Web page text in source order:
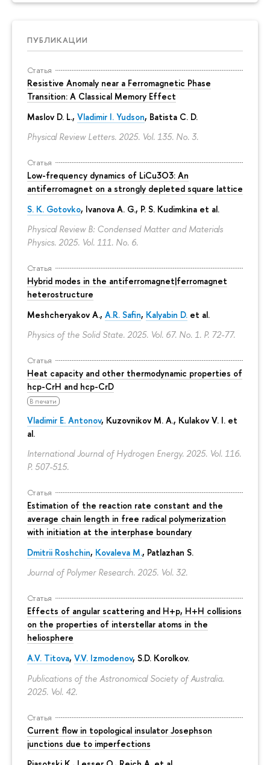
ПУБЛИКАЦИИ
Статья
Resistive Anomaly near a Ferromagnetic Phase
Transition: A Classical Memory Effect
Maslov D. L., Vladimir I. Yudson, Batista C. D.
Physical Review Letters. 2025. Vol. 135. No. 3.
Статья
Low-frequency dynamics of LiCu3⁢O3: An
antiferromagnet on a strongly depleted square lattice
S. K. Gotovko, Ivanova A. G., P. S. Kudimkina et al.
Physical Review B: Condensed Matter and Materials
Physics. 2025. Vol. 111. No. 6.
Статья
Hybrid modes in the antiferromagnet|ferromagnet
heterostructure
Meshcheryakov A., A.R. Safin, Kalyabin D. et al.
Physics of the Solid State. 2025. Vol. 67. No. 1. P. 72-77.
Статья
Heat capacity and other thermodynamic properties of
hcp-CrH and hcp-CrD
В печати
Vladimir E. Antonov, Kuzovnikov M. A., Kulakov V. I. et
al.
International Journal of Hydrogen Energy. 2025. Vol. 116.
P. 507-515.
Статья
Estimation of the reaction rate constant and the
average chain length in free radical polymerization
with initiation at the interphase boundary
Dmitrii Roshchin, Kovaleva M., Patlazhan S.
Journal of Polymer Research. 2025. Vol. 32.
Статья
Effects of angular scattering and H+p, H+H collisions
on the properties of interstellar atoms in the
heliosphere
A.V. Titova, V.V. Izmodenov, S.D. Korolkov.
Publications of the Astronomical Society of Australia.
2025. Vol. 42.
Статья
Current flow in topological insulator Josephson
junctions due to imperfections